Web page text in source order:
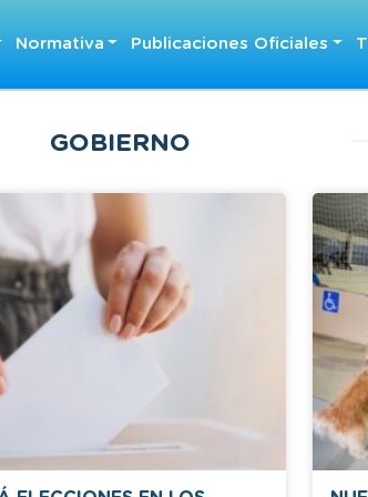
Normativa Publicaciones Oficiales
GOBIERNO